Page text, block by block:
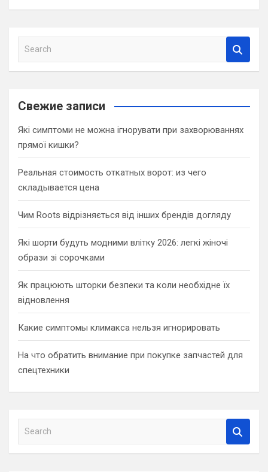
a
c
Свежие записи
Які симптоми не можна ігнорувати при захворюваннях
прямої кишки?
Реальная стоимость откатных ворот: из чего
складывается цена
Чим Roots відрізняється від інших брендів догляду
Які шорти будуть модними влітку 2026: легкі жіночі
образи зі сорочками
Як працюють шторки безпеки та коли необхідне їх
відновлення
Какие симптомы климакса нельзя игнорировать
На что обратить внимание при покупке запчастей для
спецтехники
a